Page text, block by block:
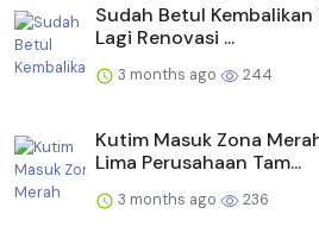
Sudah Betul Kembalikan
Lagi Renovasi ...
3 months ago 244
Kutim Masuk Zona
Lima Perusahaan Tam...
3 months ago 236